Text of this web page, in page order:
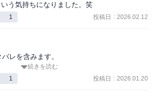
う気持ちになりました。笑
1 投稿日 : 2026.02.12
レを含みます。
を第一に考えた、商売にかける情熱と熱い
た。何度も困難に見舞われながらも、その
切ろうと奔走し、正しいと思う道を切り拓
目頭が熱くなりました。国岡商店の発展は
続きを読む
1 投稿日 : 2026.01.20